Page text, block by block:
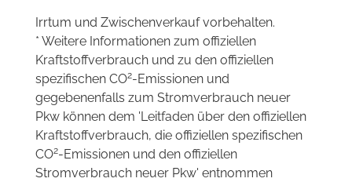
Irrtum und Zwischenverkauf vorbehalten.
* Weitere Informationen zum offiziellen
Kraftstoffverbrauch und zu den offiziellen
spezifischen CO2-Emissionen und
gegebenenfalls zum Stromverbrauch neuer
Pkw können dem 'Leitfaden über den offiziellen
Kraftstoffverbrauch, die offiziellen spezifischen
CO2-Emissionen und den offiziellen
Stromverbrauch neuer Pkw' entnommen